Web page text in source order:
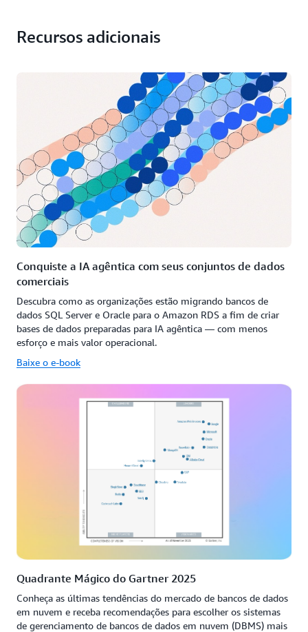
Recursos adicionais
Conquiste a IA agêntica com seus conjuntos de dados
comerciais
Descubra como as organizações estão migrando bancos de
dados SQL Server e Oracle para o Amazon RDS a fim de criar
bases de dados preparadas para IA agêntica — com menos
esforço e mais valor operacional.
Baixe o e-book
Quadrante Mágico do Gartner 2025
Conheça as últimas tendências do mercado de bancos de dados
em nuvem e receba recomendações para escolher os sistemas
de gerenciamento de bancos de dados em nuvem (DBMS) mais